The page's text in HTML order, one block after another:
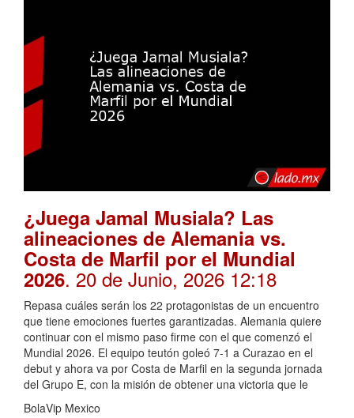
¿Juega Jamal Musiala? Las
alineaciones de Alemania vs.
Costa de Marfil por el Mundial
2026. 20 de Junio, 2026 12:18
Repasa cuáles serán los 22 protagonistas de un encuentro
que tiene emociones fuertes garantizadas. Alemania quiere
continuar con el mismo paso firme con el que comenzó el
Mundial 2026. El equipo teutón goleó 7-1 a Curazao en el
debut y ahora va por Costa de Marfil en la segunda jornada
del Grupo E, con la misión de obtener una victoria que le
BolaVip Mexico